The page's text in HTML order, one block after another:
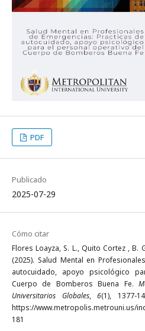
PDF
Publicado
2025-07-29
Cómo citar
Flores Loayza, S. L., Quito Cortez , B.
(2025). Salud Mental en
autocuidado, apoyo psicológico
Cuerpo de Bomberos Buena Fe.
Universitarios Globales,6(1), 1377-
https://www.metropolis.metrouni.us/
181